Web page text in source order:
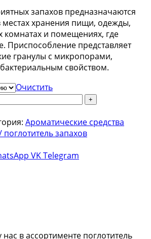
запахов предназначаются
хранения пищи, одежды,
комнатах и помещениях, где
Приспособление представляет
гранулы с микропорами,
свойством.
Очистить
Ароматические средства
поглотитель запахов
VKTelegram
в ассортименте поглотитель